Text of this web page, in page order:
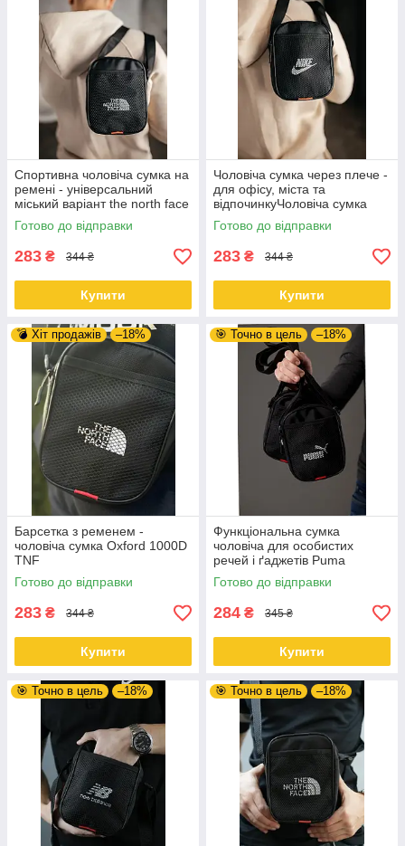
Спортивна чоловіча сумка на
ремені - універсальний
міський варіант the north face
Готово до відправки
283 ₴ 344 ₴
Купити
Чоловіча сумка через плече -
для офісу, міста та
відпочинкуЧоловіча сумка
через плече - для офісу,
міста та відпочинку Nike
Готово до відправки
283 ₴ 344 ₴
Купити
💣 Хіт продажів –18%
Барсетка з ременем -
чоловіча сумка Oxford 1000D
TNF
Готово до відправки
283 ₴ 344 ₴
Купити
🎯 Точно в цель –18%
Функціональна сумка
чоловіча для особистих
речей і ґаджетів Puma
Готово до відправки
284 ₴ 345 ₴
Купити
🎯 Точно в цель –18% 🎯 Точно в цель –18%